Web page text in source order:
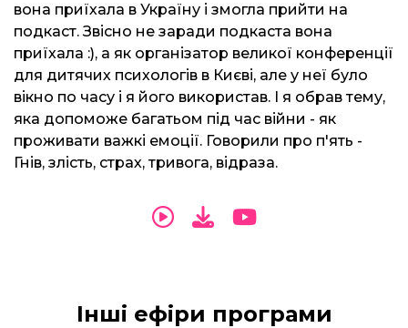
вона приїхала в Україну і змогла прийти на
подкаст. Звісно не заради подкаста вона
приїхала :), а як організатор великої конференції
для дитячих психологів в Києві, але у неї було
вікно по часу і я його використав. І я обрав тему,
яка допоможе багатьом під час війни - як
проживати важкі емоції. Говорили про п'ять -
Гнів, злість, страх, тривога, відраза.
Інші ефіри програми